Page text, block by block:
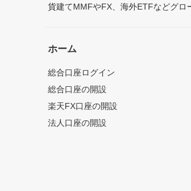
貨建てMMFやFX、海外ETFなどグロ
ホーム
総合口座ログイン
総合口座の開設
楽天FX口座の開設
法人口座の開設